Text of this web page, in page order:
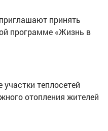
принять
программе «Жизнь в
теплосетей
отопления жителей